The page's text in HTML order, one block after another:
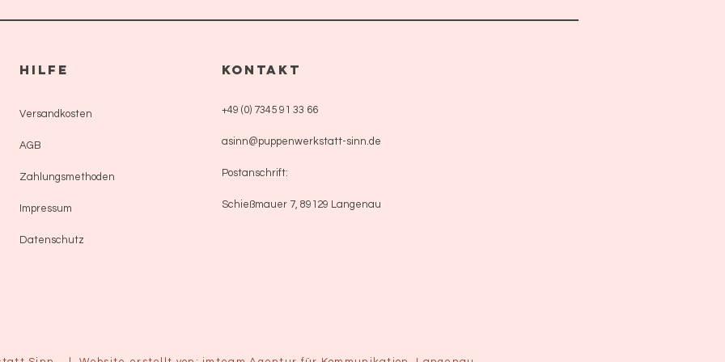
HILFE
Versandkosten
AGB
Zahlungsmethoden
Impressum
Datenschutz
KONTAKT
+49 (0) 7345 91 33 66
asinn@puppenwerkstatt-sinn.de
Postanschrift:
Schießmauer 7, 89129 Langenau